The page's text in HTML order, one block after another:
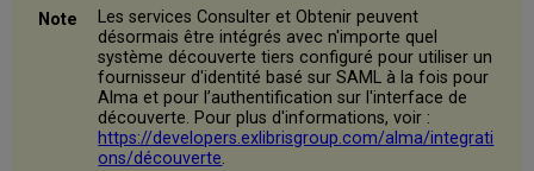
service
d'accès
notices
Les services Consulter et Obtenir peuvent
désormais être intégrés avec n'importe quel
système découverte tiers configuré pour utiliser un
fournisseur d'identité basé sur SAML à la fois pour
Alma et pour l’authentification sur l'interface de
découverte. Pour plus d'informations, voir :
https://developers.exlibrisgroup.com/alma/integrati
ons/découverte.